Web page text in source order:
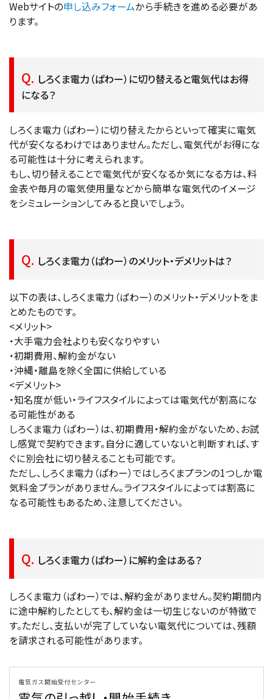
Webサイトの申し込みフォームから手続きを進める必要があ
ります。
しろくま電力（ぱわー）に切り替えると電気代はお得
になる？
しろくま電力（ぱわー）に切り替えたからといって確実に電気
代が安くなるわけではありません。ただし、電気代がお得にな
る可能性は十分に考えられます。
もし、切り替えることで電気代が安くなるか気になる方は、料
金表や毎月の電気使用量などから簡単な電気代のイメージ
をシミュレーションしてみると良いでしょう。
しろくま電力（ぱわー）のメリット・デメリットは？
以下の表は、しろくま電力（ぱわー）のメリット・デメリットをま
とめたものです。
<メリット>
・大手電力会社よりも安くなりやすい
・初期費用、解約金がない
・沖縄・離島を除く全国に供給している
<デメリット>
・知名度が低い・ライフスタイルによっては電気代が割高にな
る可能性がある
しろくま電力（ぱわー）は、初期費用・解約金がないため、お試
し感覚で契約できます。自分に適していないと判断すれば、す
ぐに別会社に切り替えることも可能です。
ただし、しろくま電力（ぱわー）ではしろくまプランの1つしか電
気料金プランがありません。ライフスタイルによっては割高に
なる可能性もあるため、注意してください。
しろくま電力（ぱわー）に解約金はある？
しろくま電力（ぱわー）では、解約金がありません。契約期間内
に途中解約したとしても、解約金は一切生じないのが特徴で
す。ただし、支払いが完了していない電気代については、残額
を請求される可能性があります。
電気ガス開始受付センター